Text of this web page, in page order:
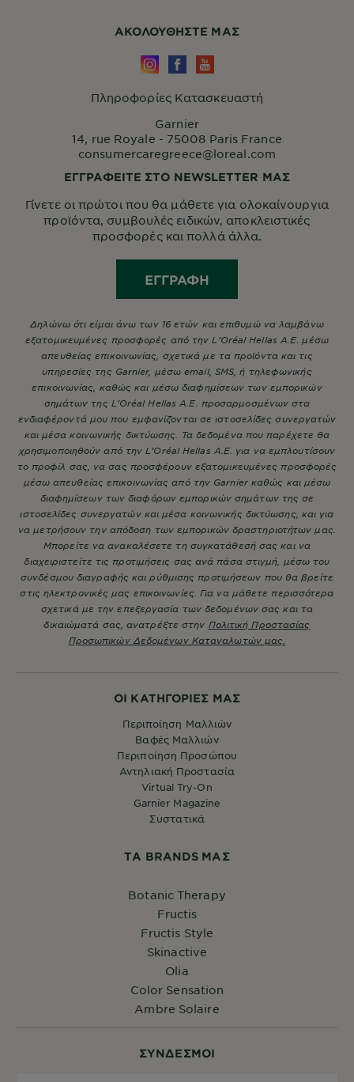
ΣYΝΔΕΣΜΟΙ
ΟΙ ΚΑΤΗΓΟΡΙΕΣ ΜΑΣ
Περιποίηση Μαλλιών
Βαφές Μαλλιών
Περιποίηση Προσώπου
Αντηλιακή Προστασία
Virtual Try-On
Garnier Magazine
Συστατικά
ΤA BRANDS ΜΑΣ
Botanic Therapy
Fructis
Fructis Style
Skinactive
Olia
Color Sensation
Ambre Solaire
ΑΚΟΛΟΥΘHΣΤΕ ΜΑΣ
Πληροφορίες Κατασκευαστή
Garnier
14, rue Royale - 75008 Paris France
consumercaregreece@loreal.com
ΕΓΓΡΑΦΕΙΤΕ ΣΤΟ NEWSLETTER ΜΑΣ
Γίνετε οι πρώτοι που θα μάθετε για ολοκαίνουργια
προϊόντα, συμβουλές ειδικών, αποκλειστικές
προσφορές και πολλά άλλα.
ΕΓΓΡΑΦΉ
Δηλώνω ότι είμαι άνω των 16 ετών και επιθυμώ να λαμβάνω
εξατομικευμένες προσφορές από την L’Oréal Hellas A.E. μέσω
απευθείας επικοινωνίας, σχετικά με τα προϊόντα και τις
υπηρεσίες της Garnier, μέσω email, SMS, ή τηλεφωνικής
επικοινωνίας, καθώς και μέσω διαφημίσεων των εμπορικών
σημάτων της L’Oréal Hellas A.E. προσαρμοσμένων στα
ενδιαφέροντά μου που εμφανίζονται σε ιστοσελίδες συνεργατών
και μέσα κοινωνικής δικτύωσης. Τα δεδομένα που παρέχετε θα
χρησιμοποιηθούν από την L’Oréal Hellas A.E. για να εμπλουτίσουν
το προφίλ σας, να σας προσφέρουν εξατομικευμένες προσφορές
μέσω απευθείας επικοινωνίας από την Garnier καθώς και μέσω
διαφημίσεων των διαφόρων εμπορικών σημάτων της σε
ιστοσελίδες συνεργατών και μέσα κοινωνικής δικτύωσης, και για
να μετρήσουν την απόδοση των εμπορικών δραστηριοτήτων μας.
Μπορείτε να ανακαλέσετε τη συγκατάθεσή σας και να
διαχειριστείτε τις προτιμήσεις σας ανά πάσα στιγμή, μέσω του
συνδέσμου διαγραφής και ρύθμισης προτιμήσεων που θα βρείτε
στις ηλεκτρονικές μας επικοινωνίες. Για να μάθετε περισσότερα
σχετικά με την επεξεργασία των δεδομένων σας και τα
δικαιώματά σας, ανατρέξτε στην Πολιτική Προστασίας
Προσωπικών Δεδομένων Καταναλωτών μας.